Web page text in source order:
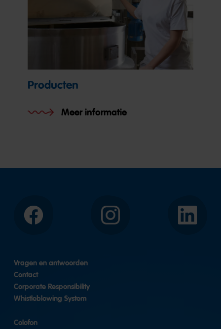
Producten
Meer informatie
Facebook Instagram LinkedIn
Vragen en antwoorden
Contact
Corporate Responsibility
Whistleblowing System
Colofon